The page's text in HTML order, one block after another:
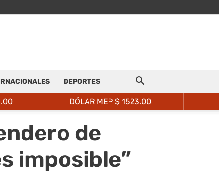
DEPORTES
DÓLAR MEP $ 1523.00
de
imposible”